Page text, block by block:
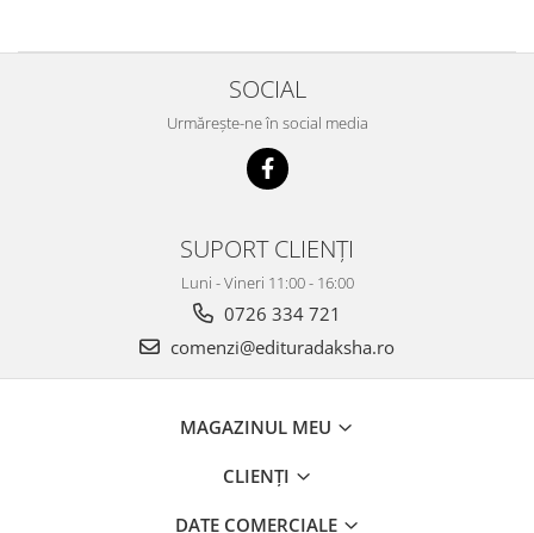
SOCIAL
Urmărește-ne în social media
SUPORT CLIENȚI
Luni - Vineri 11:00 - 16:00
0726 334 721
comenzi@edituradaksha.ro
MAGAZINUL MEU
CLIENȚI
DATE COMERCIALE